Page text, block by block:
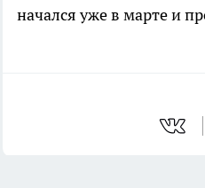
начался уже в марте и